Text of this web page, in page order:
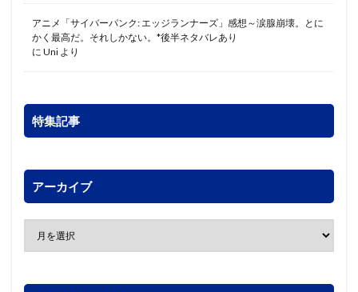
アニメ「サイバーパンク: エッジランナーズ」感想～涙腺崩壊。とに
かく最高だ。それしかない。*後半ネタバレあり
に Uni より
特集記事
アーカイブ